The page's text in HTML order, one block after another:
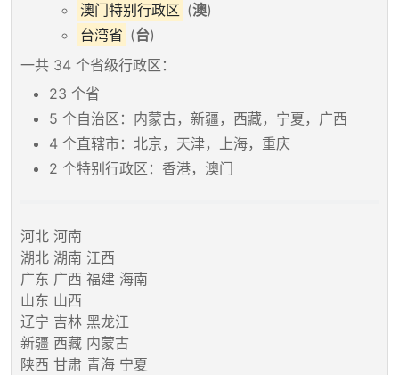
澳门特别行政区 (澳)
台湾省 (台)
一共 34 个省级行政区：
23 个省
5 个自治区：内蒙古，新疆，西藏，宁夏，广西
4 个直辖市：北京，天津，上海，重庆
2 个特别行政区：香港，澳门
河北 河南
湖北 湖南 江西
广东 广西 福建 海南
山东 山西
辽宁 吉林 黑龙江
新疆 西藏 内蒙古
陕西 甘肃 青海 宁夏